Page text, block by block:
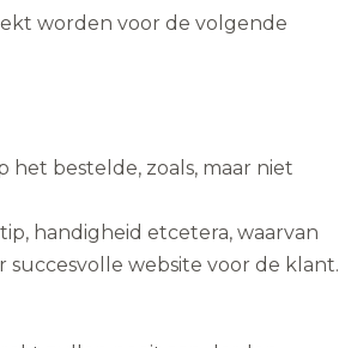
worden voor de volgende
bestelde, zoals, maar niet
handigheid etcetera, waarvan
website voor de klant.